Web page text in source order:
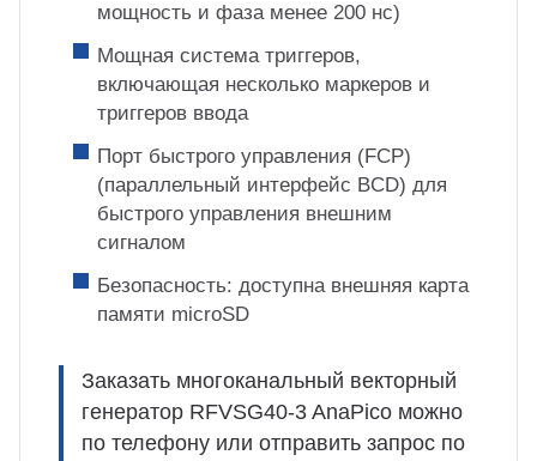
мощность и фаза менее 200 нс)
Мощная система триггеров,
включающая несколько маркеров и
триггеров ввода
Порт быстрого управления (FCP)
(параллельный интерфейс BCD) для
быстрого управления внешним
сигналом
Безопасность: доступна внешняя карта
памяти microSD
Заказать многоканальный векторный
генератор RFVSG40-3 AnaPico можно
по телефону или отправить запрос по